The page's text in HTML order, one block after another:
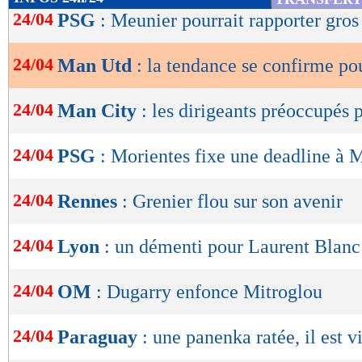
de
OK
24/04 PSG : Meunier pourrait rapporter gros
24/04 Man Utd : la tendance se confirme
24/04 Man City : les dirigeants préoccupés
24/04 PSG : Morientes fixe une deadline à
24/04 Rennes : Grenier flou sur son avenir
24/04 Lyon : un démenti pour Laurent Blanc
24/04 OM : Dugarry enfonce Mitroglou
24/04 Paraguay : une panenka ratée, il est